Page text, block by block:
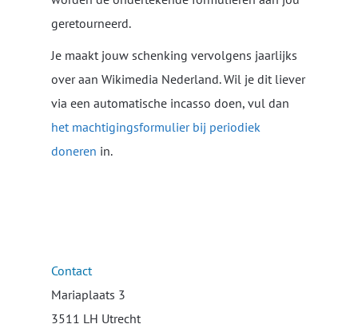
geretourneerd.
Je maakt jouw schenking vervolgens jaarlijks
over aan Wikimedia Nederland. Wil je dit liever
via een automatische incasso doen, vul dan
het machtigingsformulier bij periodiek
doneren in.
Contact
Mariaplaats 3
3511 LH Utrecht